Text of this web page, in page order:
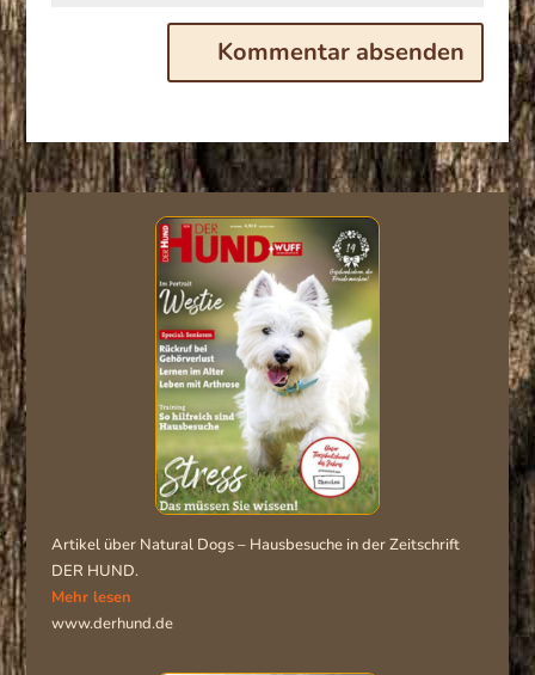
Artikel über Natural Dogs – Hausbesuche in der Zeitschrift
DER HUND.
Mehr lesen
www.derhund.de